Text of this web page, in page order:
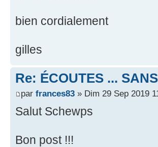
bien cordialement
gilles
Re: ÉCOUTES ...
par frances83 » Dim 29 Sep 2019
Salut Schewps
Bon post !!!